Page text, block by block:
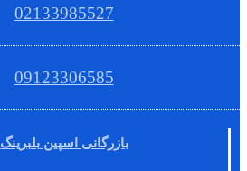
02133985527
09123306585
بازرگانی اسپین بلبرینگ